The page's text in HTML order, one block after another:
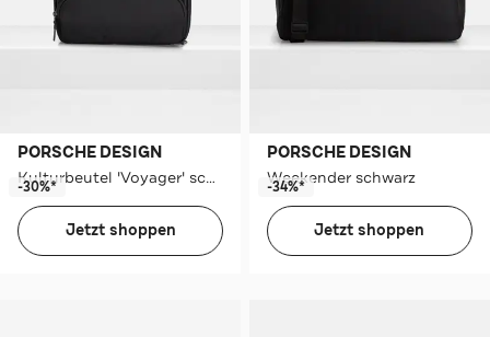
PORSCHE DESIGN
Kulturbeutel 'Voyager' schwarz
-30%*
Jetzt shoppen
PORSCHE DESIGN
Weekender schwarz
-34%*
Jetzt shoppen